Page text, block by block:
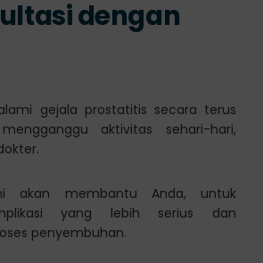
dengan
gejala prostatitis secara terus
aktivitas sehari-hari,
akan membantu Anda, untuk
yang lebih serius dan
penyembuhan.